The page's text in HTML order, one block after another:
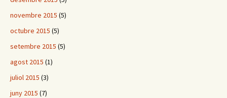
novembre 2015 (5)
octubre 2015 (5)
setembre 2015 (5)
agost 2015 (1)
juliol 2015 (3)
juny 2015 (7)